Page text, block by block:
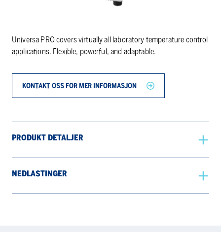
Universa PRO covers virtually all laboratory temperature control
applications. Flexible, powerful, and adaptable.
KONTAKT OSS FOR MER INFORMASJON
PRODUKT DETALJER
NEDLASTINGER